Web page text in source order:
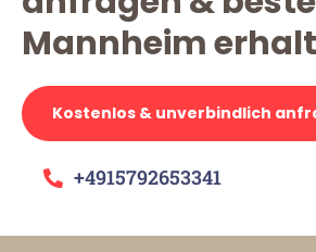
Mannheim
Kostenlos & unverbindlich
+4915792653341